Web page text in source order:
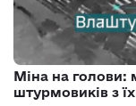
Міна на голови:
штурмовиків з